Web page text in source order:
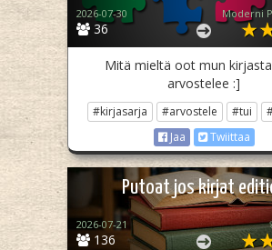
36
2026-07-30 Moderni
Mitä mieltä oot mun
arvostelee :]
#kirjasarja #arvostele #tui
Jaa
Twiittaa
Putoat jos kirjat
136
2026-07-21